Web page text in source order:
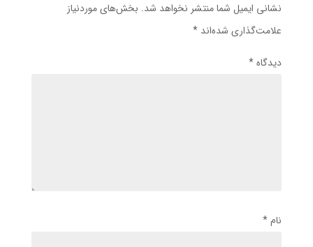
نشانی ایمیل شما منتشر نخواهد شد. بخش‌های موردنیاز
علامت‌گذاری شده‌اند *
دیدگاه*
نام*